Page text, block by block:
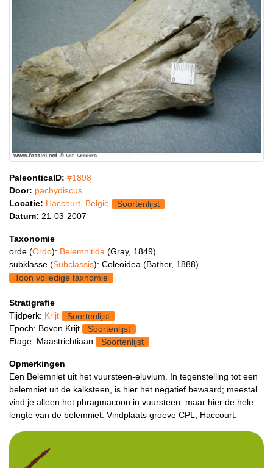
PaleonticaID: #1898
Door: pachydiscus
Locatie: Haccourt, België
Soortenlijst
Datum: 21-03-2007
Taxonomie
orde (Ordo): Belemnitida (Gray, 1849)
subklasse (Subclassis): Coleoidea (Bather, 1888)
Toon volledige taxnomie
Stratigrafie
Tijdperk: Krijt
Soortenlijst
Epoch: Boven Krijt
Soortenlijst
Etage: Maastrichtiaan
Soortenlijst
Opmerkingen
Een Belemniet uit het vuursteen-eluvium. In tegenstelling tot een
belemniet uit de kalksteen, is hier het negatief bewaard; meestal
vind je alleen het phragmacoon in vuursteen, maar hier de hele
lengte van de belemniet. Vindplaats groeve CPL, Haccourt.